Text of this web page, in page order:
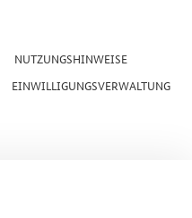
NUTZUNGSHINWEISE
EINWILLIGUNGSVERWALTUNG